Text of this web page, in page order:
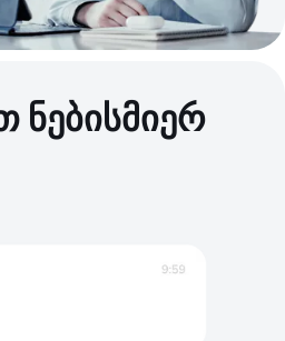
ნებისმიერ